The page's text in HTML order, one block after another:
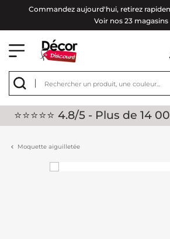
Commandez aujourd'hui, retirez
Voir nos 23 magasins
⭐⭐⭐⭐⭐ 4.8/5 - Plus de 14
Moquette aiguilletée